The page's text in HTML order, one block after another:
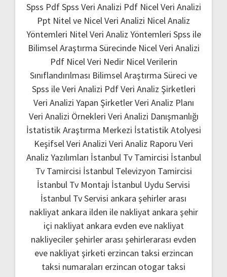
Spss PdfSpss Veri Analizi Pdf Nicel Veri Analizi
Ppt Nitel ve Nicel Veri Analizi Nicel Analiz
Yöntemleri Nitel Veri Analiz Yöntemleri Spss ile
Bilimsel Araştırma Sürecinde Nicel Veri Analizi
Pdf Nicel Veri Nedir Nicel Verilerin
Sınıflandırılması Bilimsel Araştırma Süreci ve
Spss ile Veri Analizi PdfVeri Analiz Şirketleri
Veri Analizi Yapan ŞirketlerVeri Analiz Planı
Veri Analizi Örnekleri Veri Analizi Danışmanlığı
İstatistik Araştırma Merkezi İstatistik Atolyesi
Keşifsel Veri Analizi Veri Analiz Raporu Veri
Analiz Yazılımları İstanbul Tv Tamircisi İstanbul
Tv Tamircisi İstanbul Televizyon Tamircisi
İstanbul Tv Montajı İstanbul Uydu Servisi
İstanbul Tv Servisi ankara şehirler arası
nakliyat ankara ilden ile nakliyat ankara şehir
içi nakliyat ankara evden eve nakliyat
nakliyeciler şehirler arası şehirlerarası evden
eve nakliyat şirketi erzincan taksi erzincan
taksi numaraları erzincan otogar taksi